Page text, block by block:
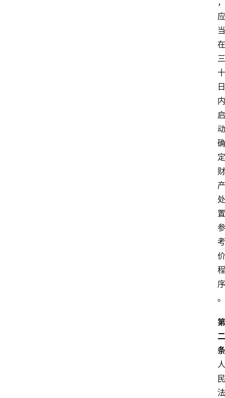
，
应
当
在
三
十
日
内
启
动
确
定
财
产
处
置
参
考
价
程
序
。
第
二
条
人
民
法